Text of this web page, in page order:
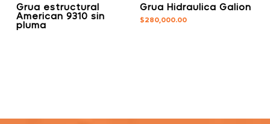
Grua estructural
American 9310 sin
pluma
Grua Hidraulica Galion
$280,000.00